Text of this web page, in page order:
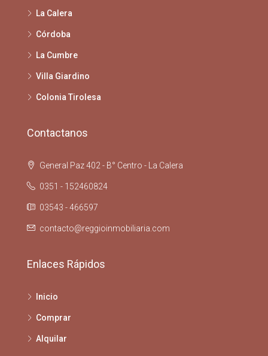
La Calera
Córdoba
La Cumbre
Villa Giardino
Colonia Tirolesa
Contactanos
General Paz 402 - B° Centro - La Calera
0351 - 152460824
03543 - 466597
contacto@reggioinmobiliaria.com
Enlaces Rápidos
Inicio
Comprar
Alquilar